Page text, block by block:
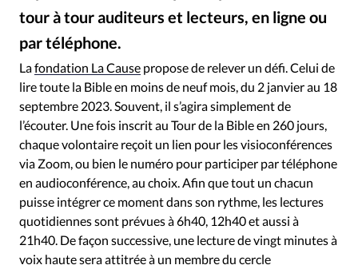
Toute l'actualité
Eglises
Histoire Laicité
Liberté religieuse
Mission
Monde
Société
tour à tour auditeurs et lecteurs, en ligne ou
par téléphone.
Lafondation La Cause propose de relever un défi. Celui de
lire toute la Bible en moins de neuf mois, du 2 janvier au 18
septembre 2023. Souvent, il s’agira simplement de
l’écouter. Une fois inscrit au Tour de la Bible en 260 jours,
chaque volontaire reçoit un lien pour les visioconférences
via Zoom, ou bien le numéro pour participer par téléphone
en audioconférence, au choix. Afin que tout un chacun
puisse intégrer ce moment dans son rythme, les lectures
quotidiennes sont prévues à 6h40, 12h40 et aussi à
21h40. De façon successive, une lecture de vingt minutes à
voix haute sera attitrée à un membre du cercle